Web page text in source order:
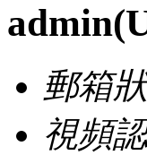
admin
郵箱
視頻